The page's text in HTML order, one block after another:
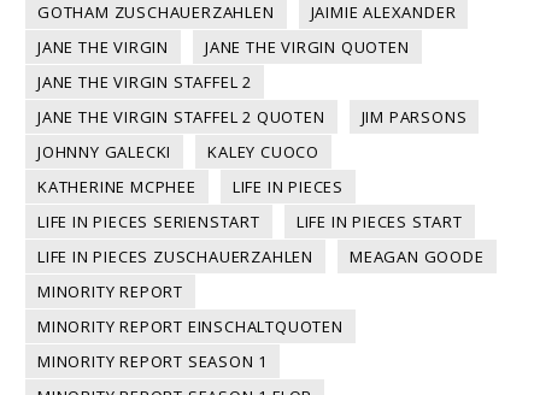
GOTHAM ZUSCHAUERZAHLEN
JAIMIE ALEXANDER
JANE THE VIRGIN
JANE THE VIRGIN QUOTEN
JANE THE VIRGIN STAFFEL 2
JANE THE VIRGIN STAFFEL 2 QUOTEN
JIM PARSONS
JOHNNY GALECKI
KALEY CUOCO
KATHERINE MCPHEE
LIFE IN PIECES
LIFE IN PIECES SERIENSTART
LIFE IN PIECES START
LIFE IN PIECES ZUSCHAUERZAHLEN
MEAGAN GOODE
MINORITY REPORT
MINORITY REPORT EINSCHALTQUOTEN
MINORITY REPORT SEASON 1